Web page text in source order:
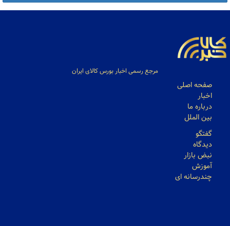
مرجع رسمی اخبار بورس کالای ایران
صفحه اصلی
اخبار
درباره ما
بین الملل
گفتگو
دیدگاه
نبض بازار
آموزش
چندرسانه ای